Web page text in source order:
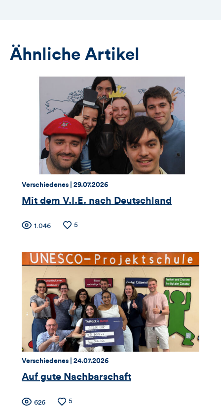
Ähnliche Artikel
Thema:
Verschiedenes | Datum:
29.07.2026
Mit dem V.I.E. nach Deutschland
Zähler
für
Views,
Likes
und
Kommentare
dieses
Artikels
Anzahl
1.046
Anzahl
5
Thema:
Verschiedenes | Datum:
24.07.2026
Auf gute Nachbarschaft
Zähler
Anzahl
626
Anzahl
5